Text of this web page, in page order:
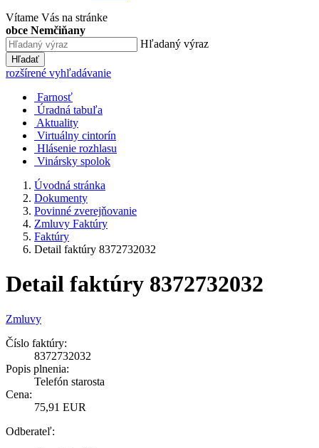
Vítame Vás na stránke
obce Nemčiňany
Hľadaný výraz
Hľadať
rozšírené vyhľadávanie
Farnosť
Úradná tabuľa
Aktuality
Virtuálny cintorín
Hlásenie rozhlasu
Vinársky spolok
Úvodná stránka
Dokumenty
Povinné zverejňovanie
Zmluvy Faktúry
Faktúry
Detail faktúry 8372732032
Detail faktúry 8372732032
Zmluvy
Číslo faktúry:
8372732032
Popis plnenia:
Telefón starosta
Cena:
75,91 EUR
Odberateľ: